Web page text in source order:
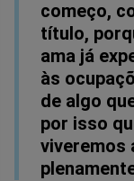
começo,
título,
ama já
às
de algo
por isso
viveremos